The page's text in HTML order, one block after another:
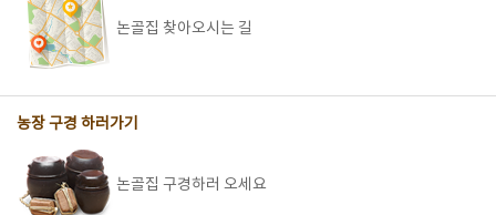
논골집 찾아오시는 길
농장 구경 하러가기
논골집 구경하러 오세요